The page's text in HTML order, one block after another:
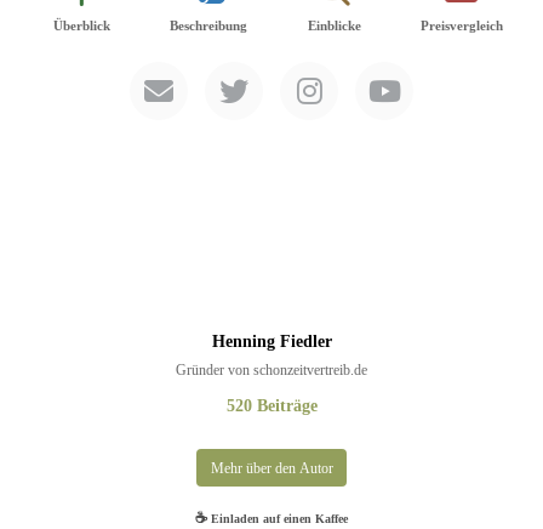
Überblick Beschreibung Einblicke Preisvergleich
Henning Fiedler
Gründer von schonzeitvertreib.de
520 Beiträge
Mehr über den Autor
☕Einladen auf einen Kaffee